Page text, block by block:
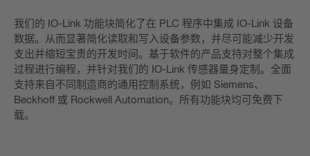
我们的 IO-Link 功能块简化了在 PLC 程序中集成 IO-Link 设备
数据。从而显著简化读取和写入设备参数，并尽可能减少开发
支出并缩短宝贵的开发时间。基于软件的产品支持对整个集成
过程进行编程，并针对我们的 IO-Link 传感器量身定制。全面
支持来自不同制造商的通用控制系统，例如 Siemens、
Beckhoff 或 Rockwell Automation。所有功能块均可免费下
载。